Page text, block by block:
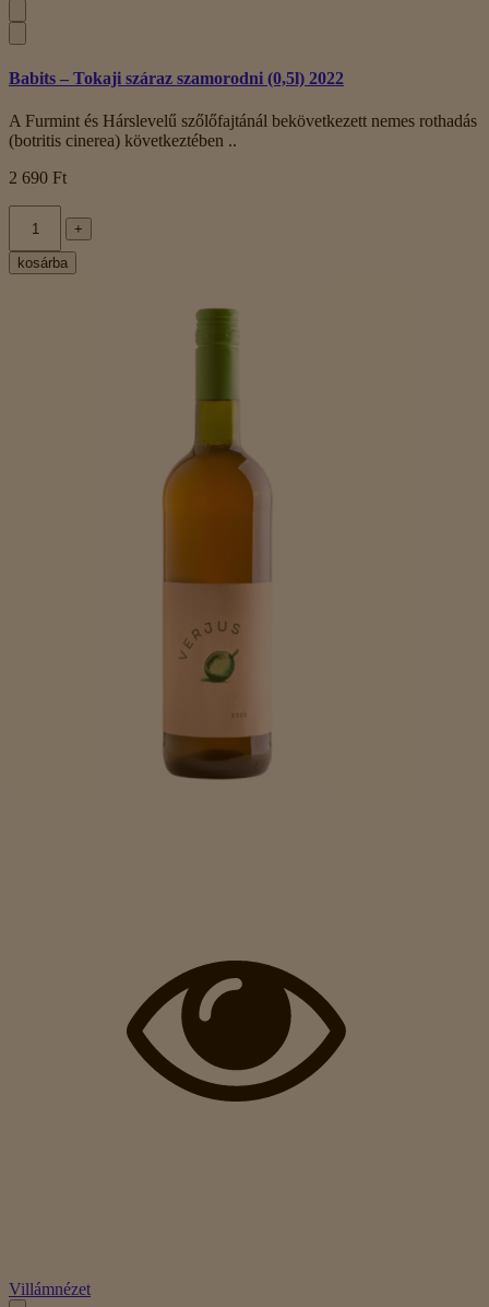
Babits – Tokaji száraz szamorodni (0,5l) 2022
A Furmint és Hárslevelű szőlőfajtánál bekövetkezett nemes rothadás
(botritis cinerea) következtében ..
2 690 Ft
+
kosárba
Villámnézet